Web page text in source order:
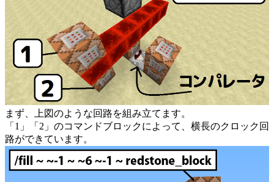
まず、上図のような回路を組み立てます。
「1」「2」のコマンドブロックによって、横長のクロック回
路ができています。